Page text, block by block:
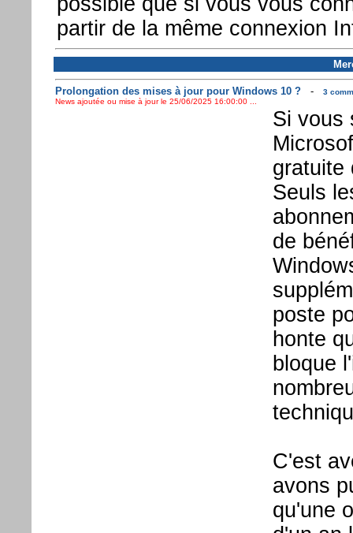
partir de la même connexion
Prolongation des mises à jour pour Windows 10 ?-
3
News ajoutée ou mise à jour le 25/06/2025 16:00:00 ...
Si vous
gratuite
Seuls
de
poste
honte
bloque
C'est
avons
qu'une